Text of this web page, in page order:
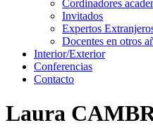
Cordinadores
Invitados
Expertos
Docentes en otros
Interior/Exterior
Conferencias
Contacto
Laura